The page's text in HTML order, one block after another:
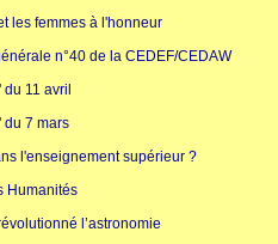
les femmes à l'honneur
n°40 de la CEDEF/CEDAW
11 avril
du 7 mars
l'enseignement supérieur ?
Humanités
l’astronomie